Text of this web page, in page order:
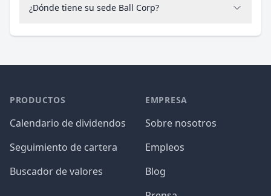
¿Dónde tiene su sede Ball Corp?
PRODUCTOS
Calendario de dividendos
Seguimiento de cartera
Buscador de valores
EMPRESA
Sobre nosotros
Empleos
Blog